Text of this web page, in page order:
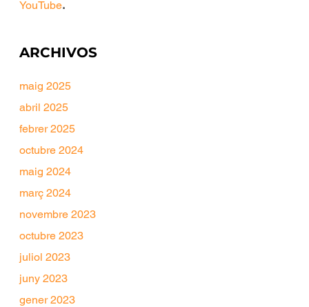
YouTube.
ARCHIVOS
maig 2025
abril 2025
febrer 2025
octubre 2024
maig 2024
març 2024
novembre 2023
octubre 2023
juliol 2023
juny 2023
gener 2023